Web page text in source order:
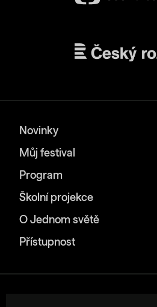
Novinky
Můj festival
Program
Školní projekce
O Jednom světě
Přístupnost